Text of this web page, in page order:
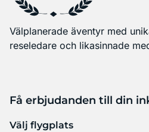
Välplanerade äventyr med
reseledare och likasinnade
Få erbjudanden till din
Välj flygplats